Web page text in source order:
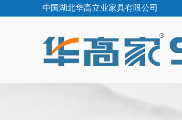
中国湖北华高立业家具有限公司